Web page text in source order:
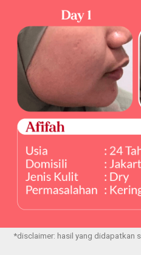
*disclaimer: hasil yang didapatkan